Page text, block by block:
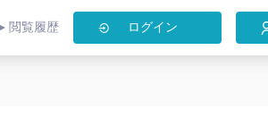
閲覧履歴 ログイン